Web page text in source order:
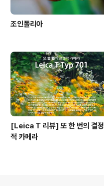
조인폴리아
[Leica T 리뷰] 또 한 번의 결정
적 카메라